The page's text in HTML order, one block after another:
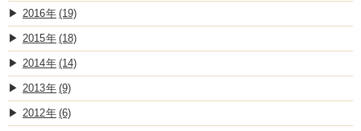
2016 (19)
2015 (18)
2014 (14)
2013 (9)
2012 (6)